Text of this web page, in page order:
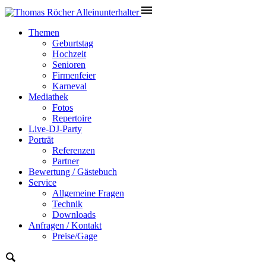
Themen
Geburtstag
Hochzeit
Senioren
Firmenfeier
Karneval
Mediathek
Fotos
Repertoire
Live-DJ-Party
Porträt
Referenzen
Partner
Bewertung / Gästebuch
Service
Allgemeine Fragen
Technik
Downloads
Anfragen / Kontakt
Preise/Gage